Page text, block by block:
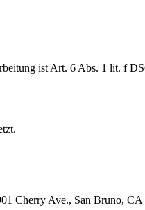
ist Art. 6 Abs. 1 lit. f
Cherry Ave., San Bruno,